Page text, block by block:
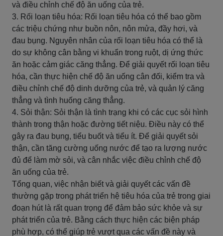
và điều chỉnh chế độ ăn uống của trẻ.
3. Rối loạn tiêu hóa: Rối loạn tiêu hóa có thể bao gồm
các triệu chứng như buồn nôn, nôn mửa, đầy hơi, và
đau bụng. Nguyên nhân của rối loạn tiêu hóa có thể là
do sự không cân bằng vi khuẩn trong ruột, dị ứng thức
ăn hoặc cảm giác căng thẳng. Để giải quyết rối loạn tiêu
hóa, cần thực hiện chế độ ăn uống cân đối, kiểm tra và
điều chỉnh chế độ dinh dưỡng của trẻ, và quản lý căng
thẳng và tình huống căng thẳng.
4. Sỏi thận: Sỏi thận là tình trạng khi có các cục sỏi hình
thành trong thận hoặc đường tiết niệu. Điều này có thể
gây ra đau bụng, tiểu buốt và tiểu ít. Để giải quyết sỏi
thận, cần tăng cường uống nước để tạo ra lượng nước
đủ để làm mờ sỏi, và cân nhắc việc điều chỉnh chế độ
ăn uống của trẻ.
Tổng quan, việc nhận biết và giải quyết các vấn đề
thường gặp trong phát triển hệ tiêu hóa của trẻ trong giai
đoạn hút là rất quan trọng để đảm bảo sức khỏe và sự
phát triển của trẻ. Bằng cách thực hiện các biện pháp
phù hợp, có thể giúp trẻ vượt qua các vấn đề này và